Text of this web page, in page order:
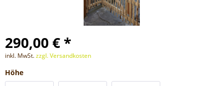
290,00 € *
inkl. MwSt.zzgl. Versandkosten
Höhe